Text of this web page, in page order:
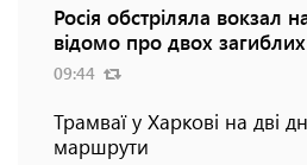
Росія обстріляла вокзал
відомо про двох загиблих
09:44
Трамваї у Харкові на дві
маршрути